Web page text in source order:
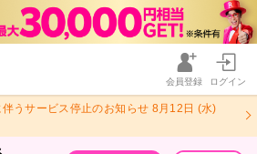
会員登録 ログイン
うサービス停止のお知らせ 8月12日 (水)